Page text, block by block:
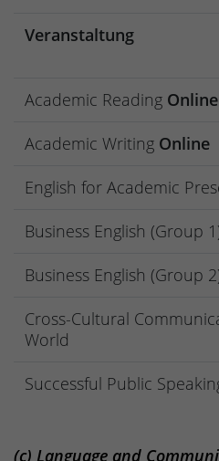
Veranstaltung
Academic Reading Online
Academic Writing Online
English for Academic
Business English (Group
Business English (Group
Cross-Cultural
World
Successful Public
(c) Language and